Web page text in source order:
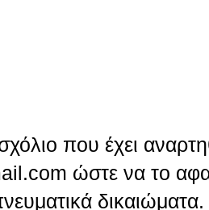
που έχει
ώστε να το
δικαιώματα.